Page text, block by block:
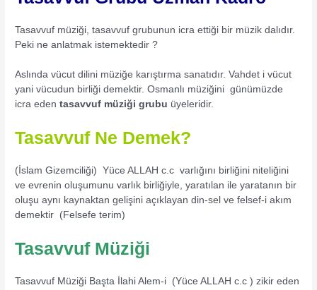
Tasavvuf müziği, tasavvuf grubunun icra ettiği bir müzik dalıdır.
Peki ne anlatmak istemektedir ?
Aslında vücut dilini müziğe karıştırma sanatıdır. Vahdet i vücut
yani vücudun birliği demektir. Osmanlı müziğini günümüzde
icra edentasavvuf müziği grubu üyeleridir.
Tasavvuf Ne Demek?
(İslam Gizemciliği) Yüce ALLAH c.c varlığını birliğini niteliğini
ve evrenin oluşumunu varlık birliğiyle, yaratılan ile yaratanın bir
oluşu aynı kaynaktan gelişini açıklayan din-sel ve felsef-i akım
demektir (Felsefe terim)
Tasavvuf Müziği
Tasavvuf Müziği Başta İlahi Alem-i (Yüce ALLAH c.c ) zikir eden